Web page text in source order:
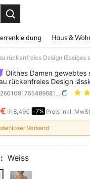
Haus &
rückenfreies Design lässiges
Olithes Damen gewebtes
rückenfreies Design
Sommer
SKU: sz260109175548968124725
AND
8,49€ -7% Preis inkl.
Versand
Weiss